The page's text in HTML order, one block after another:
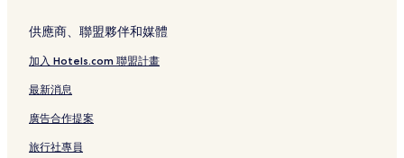
供應商、聯盟夥伴和媒體
加入 Hotels.com 聯盟計畫
最新消息
廣告合作提案
旅行社專員